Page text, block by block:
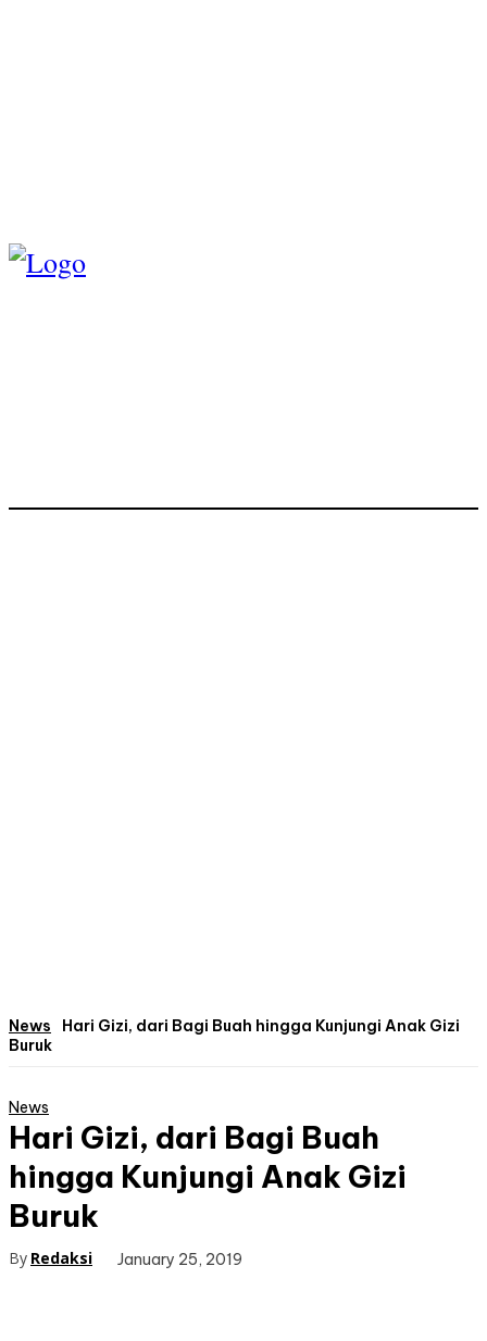
News
Hari Gizi, dari Bagi Buah hingga Kunjungi Anak Gizi
Buruk
News
Hari Gizi, dari Bagi Buah
hingga Kunjungi Anak Gizi
Buruk
By Redaksi January 25, 2019